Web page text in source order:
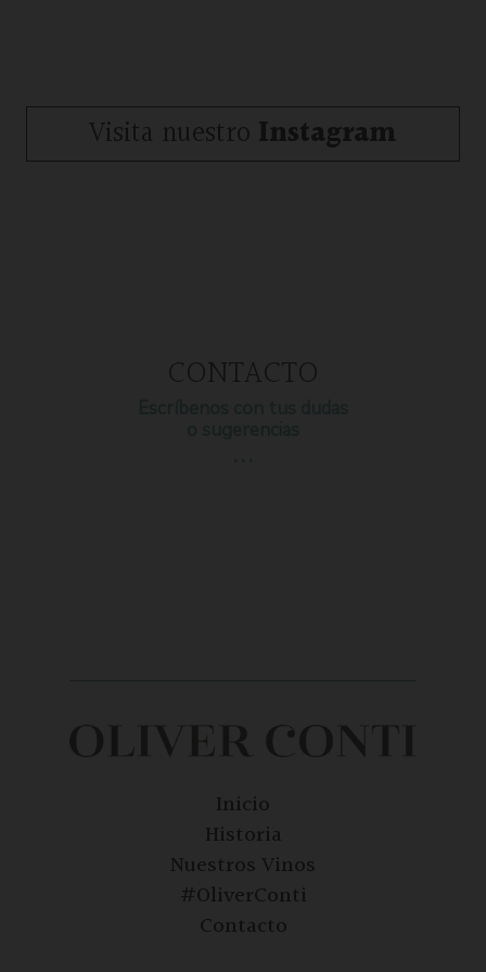
Visita nuestro Instagram
CONTACTO
Inicio
Historia
Nuestros Vinos
#OliverConti
Contacto